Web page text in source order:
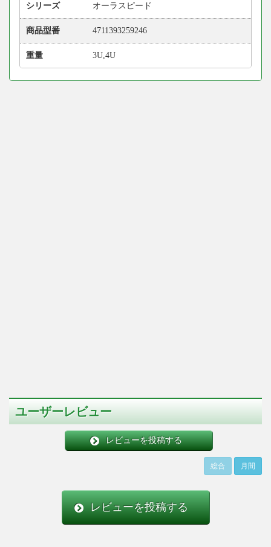
シリーズ オーラスピード
商品型番 4711393259246
重量 3U,4U
ユーザーレビュー
レビューを投稿する
総合 月間
レビューを投稿する